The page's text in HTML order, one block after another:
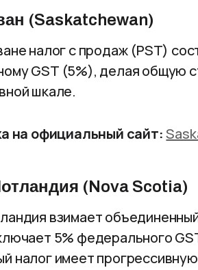
(Saskatchewan)
налог с продаж (PST)
GST (5%), делая общую
шкале.
на официальный сайт:
(Nova Scotia)
взимает
5% федерального
налог имеет